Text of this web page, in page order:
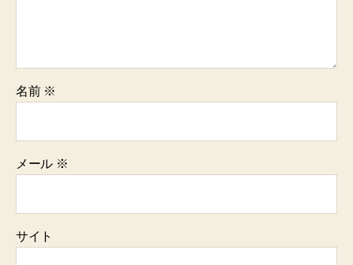
名前 ※
メール ※
サイト